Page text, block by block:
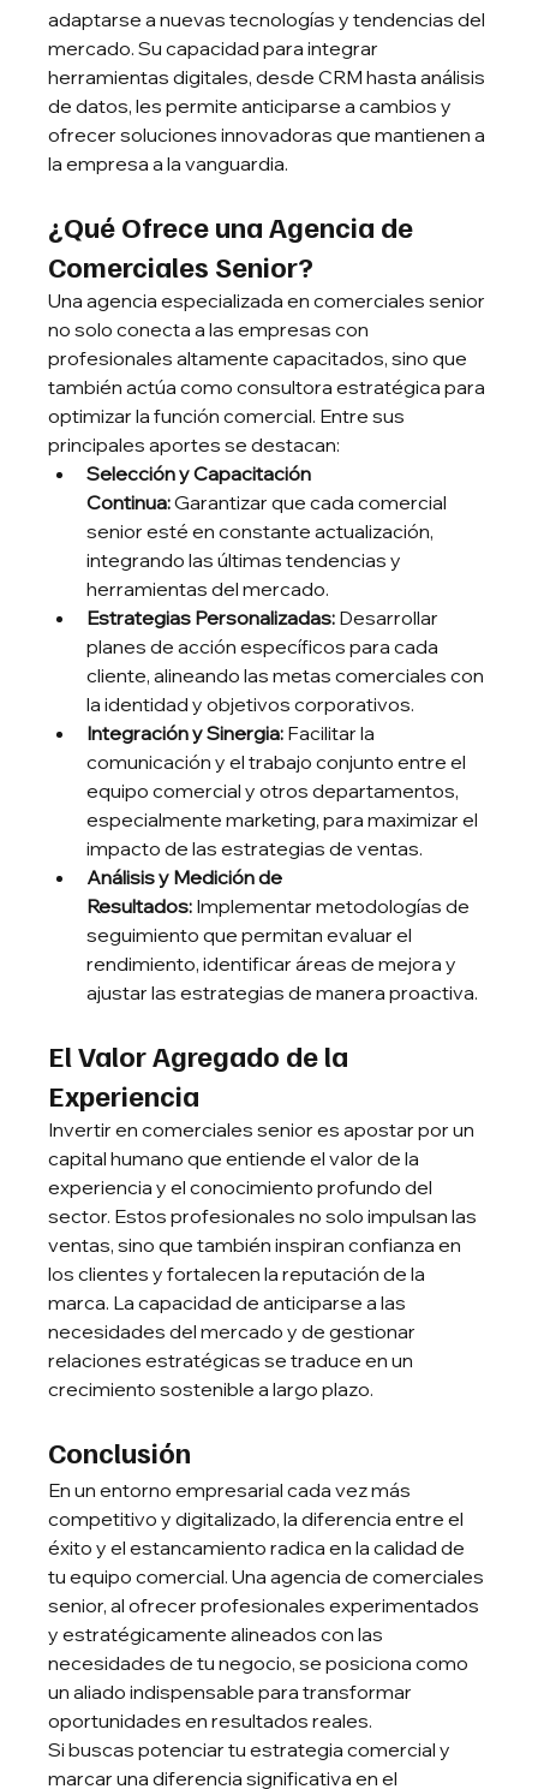
adaptarse a nuevas tecnologías y tendencias del
mercado. Su capacidad para integrar
herramientas digitales, desde CRM hasta análisis
de datos, les permite anticiparse a cambios y
ofrecer soluciones innovadoras que mantienen a
la empresa a la vanguardia.
¿Qué Ofrece una Agencia de
Comerciales Senior?
Una agencia especializada en comerciales senior
no solo conecta a las empresas con
profesionales altamente capacitados, sino que
también actúa como consultora estratégica para
optimizar la función comercial. Entre sus
principales aportes se destacan:
Selección y Capacitación
Continua: Garantizar que cada comercial
senior esté en constante actualización,
integrando las últimas tendencias y
herramientas del mercado.
Estrategias Personalizadas: Desarrollar
planes de acción específicos para cada
cliente, alineando las metas comerciales con
la identidad y objetivos corporativos.
Integración y Sinergia: Facilitar la
comunicación y el trabajo conjunto entre el
equipo comercial y otros departamentos,
especialmente marketing, para maximizar el
impacto de las estrategias de ventas.
Análisis y Medición de
Resultados: Implementar metodologías de
seguimiento que permitan evaluar el
rendimiento, identificar áreas de mejora y
ajustar las estrategias de manera proactiva.
El Valor Agregado de la
Experiencia
Invertir en comerciales senior es apostar por un
capital humano que entiende el valor de la
experiencia y el conocimiento profundo del
sector. Estos profesionales no solo impulsan las
ventas, sino que también inspiran confianza en
los clientes y fortalecen la reputación de la
marca. La capacidad de anticiparse a las
necesidades del mercado y de gestionar
relaciones estratégicas se traduce en un
crecimiento sostenible a largo plazo.
Conclusión
En un entorno empresarial cada vez más
competitivo y digitalizado, la diferencia entre el
éxito y el estancamiento radica en la calidad de
tu equipo comercial. Una agencia de comerciales
senior, al ofrecer profesionales experimentados
y estratégicamente alineados con las
necesidades de tu negocio, se posiciona como
un aliado indispensable para transformar
oportunidades en resultados reales.
Si buscas potenciar tu estrategia comercial y
marcar una diferencia significativa en el